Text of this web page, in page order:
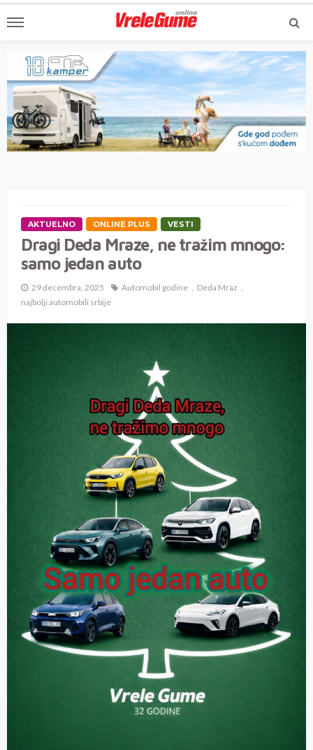
AKTUELNO ONLINE PLUS VESTI
Dragi Deda Mraze, ne tražim mnogo:
samo jedan auto
29 decembra, 2025 Automobil godine
Deda Mraz
najbolji automobili srbije